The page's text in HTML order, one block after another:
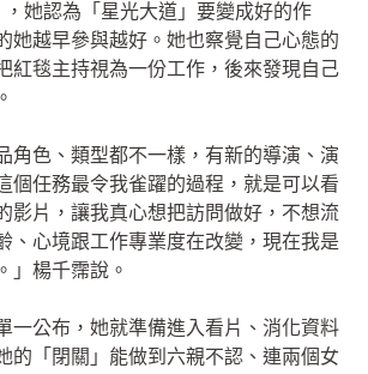
，她認為「星光大道」要變成好的作
她越早參與越好。她也察覺自己心態的
紅毯主持視為一份工作，後來發現自己
角色、類型都不一樣，有新的導演、演
個任務最令我雀躍的過程，就是可以看
影片，讓我真心想把訪問做好，不想流
、心境跟工作專業度在改變，現在我是
」楊千霈說。
一公布，她就準備進入看片、消化資料
的「閉關」能做到六親不認、連兩個女